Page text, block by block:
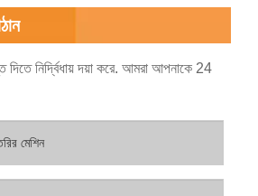
দিতে নির্দ্বিধায় দয়া করে. আমরা আপনাকে 24